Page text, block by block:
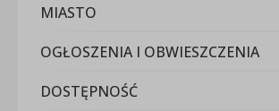
MIASTO
OGŁOSZENIA I OBWIESZCZENIA
DOSTĘPNOŚĆ